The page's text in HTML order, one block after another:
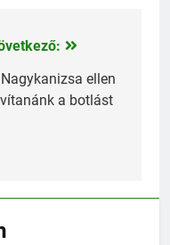
ellen
a botlást